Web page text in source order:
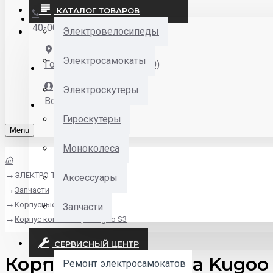
Закладки
КАТАЛОГ ТОВАРОВ
Электровелосипеды
Электросамокаты
Электроскутеры
Гироскутеры
Моноколеса
Аксессуары
Запчасти
СЕРВИСНЫЙ ЦЕНТР
Ремонт электросамокатов
40-00-00
Горького 55 (10:00-19:00)
Войти
Menu
ЭЛЕКТРО-ТРАНСПОРТ
Запчасти
Корпусные детали
Корпус компьютера Kugoo S3
Корпус компьютера Kugoo